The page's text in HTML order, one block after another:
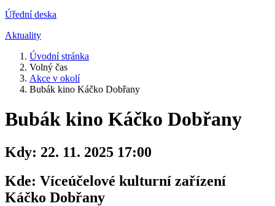
Úřední deska
Aktuality
Úvodní stránka
Volný čas
Akce v okolí
Bubák kino Káčko Dobřany
Bubák kino Káčko Dobřany
Kdy: 22. 11. 2025 17:00
Kde: Víceúčelové kulturní zařízení
Káčko Dobřany